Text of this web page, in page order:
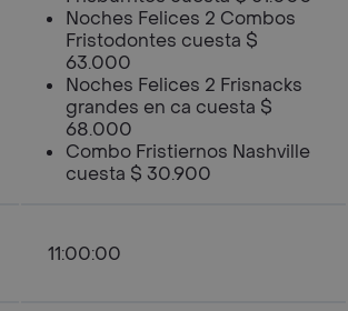
Noches Felices 2 Combos
Fristodontes cuesta $
63.000
Noches Felices 2 Frisnacks
grandes en ca cuesta $
68.000
Combo Fristiernos Nashville
cuesta $ 30.900
11:00:00